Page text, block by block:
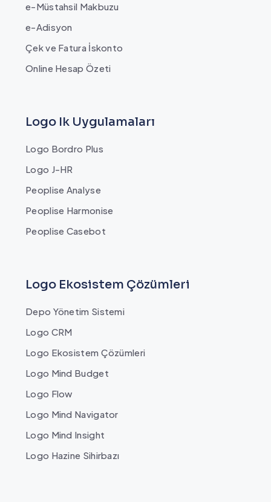
e-Müstahsil Makbuzu
e-Adisyon
Çek ve Fatura İskonto
Online Hesap Özeti
Logo Ik Uygulamaları
Logo Bordro Plus
Logo J-HR
Peoplise Analyse
Peoplise Harmonise
Peoplise Casebot
Logo Ekosistem Çözümleri
Depo Yönetim Sistemi
Logo CRM
Logo Ekosistem Çözümleri
Logo Mind Budget
Logo Flow
Logo Mind Navigator
Logo Mind Insight
Logo Hazine Sihirbazı